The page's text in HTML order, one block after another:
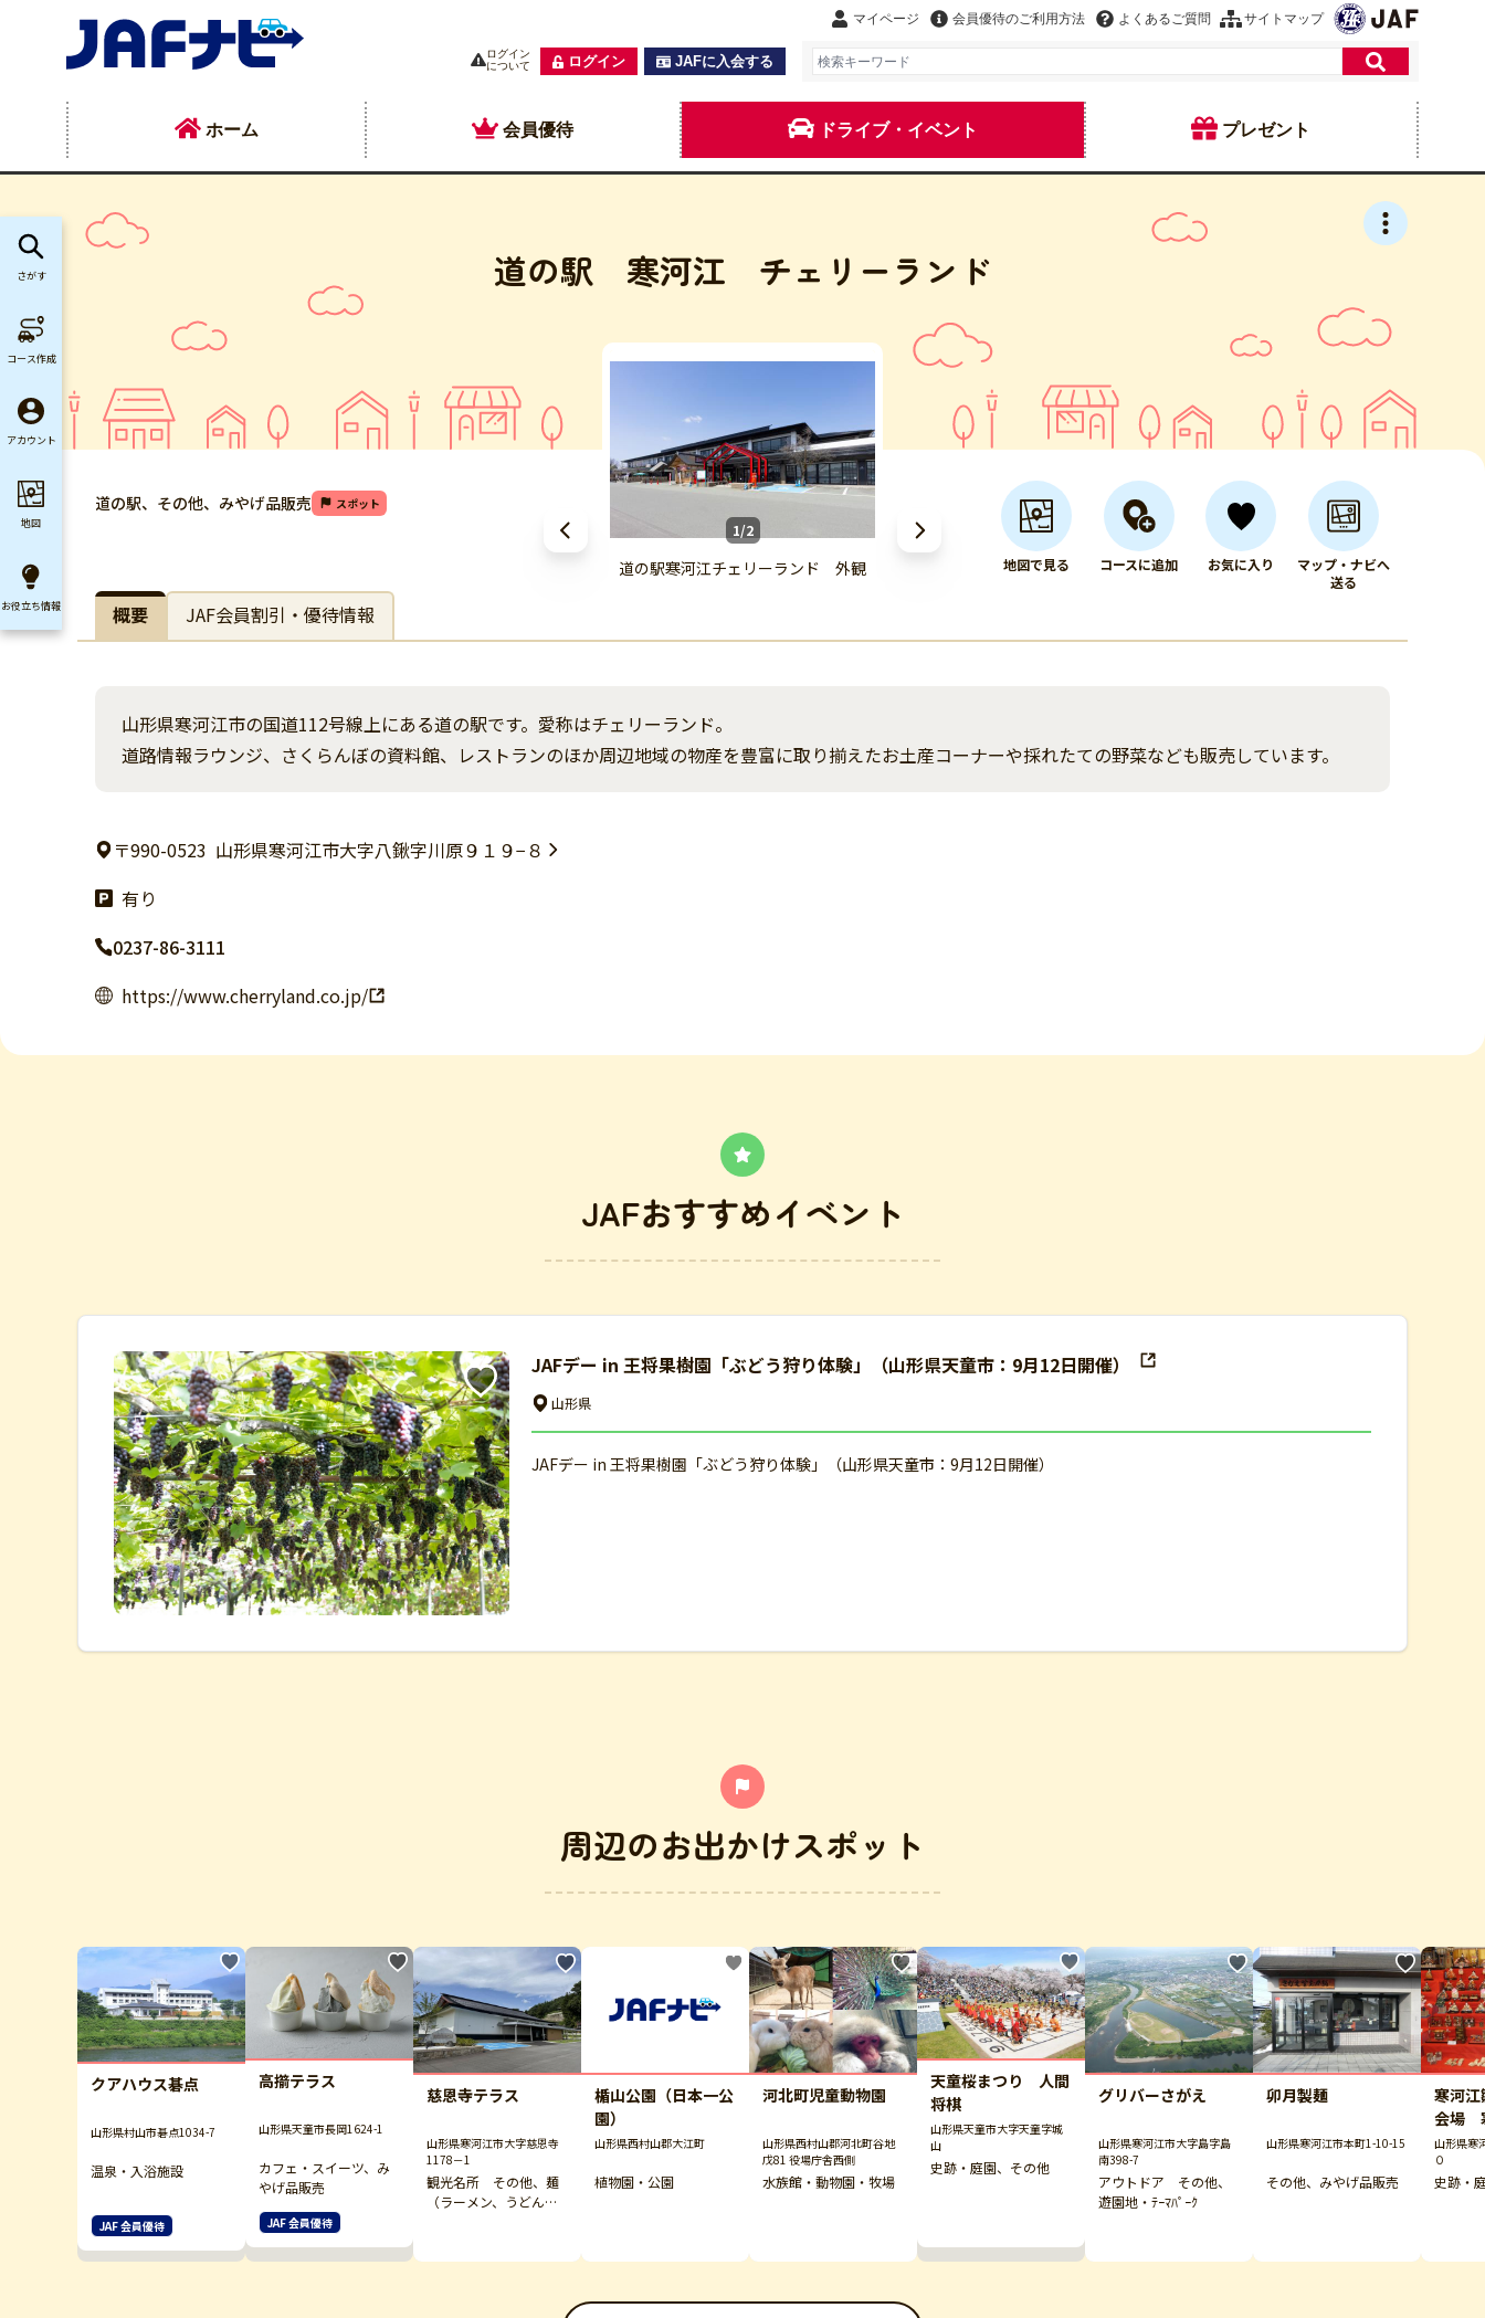
マイページ 会員優待のご利用方法 よくあるご質問 サイトマップ
ログイン
について
ログイン JAFに入会する
ホーム 会員優待 ドライブ・イベント プレゼント
道の駅 寒河江 チェリーランド
1/2
道の駅寒河江チェリーランド 外観
道の駅、その他、みやげ品販売 スポット
地図で見る コースに追加 お気に入り
マップ・ナビへ
送る
概要 JAF会員割引・優待情報
山形県寒河江市の国道112号線上にある道の駅です。愛称はチェリーランド。
道路情報ラウンジ、さくらんぼの資料館、レストランのほか周辺地域の物産を豊富に取り揃えたお土産コーナーや採れたての野菜なども販売しています。
〒990-0523 山形県寒河江市大字八鍬字川原９１９−８
有り
0237-86-3111
https://www.cherryland.co.jp/
JAFおすすめイベント
JAFデー in 王将果樹園「ぶどう狩り体験」（山形県天童市：9月12日開催）
山形県
JAFデー in 王将果樹園「ぶどう狩り体験」（山形県天童市：9月12日開催）
周辺のお出かけスポット
クアハウス碁点
山形県村山市碁点1034-7
温泉・入浴施設
JAF 会員優待
高擶テラス
山形県天童市長岡1624-1
カフェ・スイーツ、み
やげ品販売
JAF 会員優待
慈恩寺テラス
山形県寒河江市大字慈恩寺
1178－1
観光名所 その他、麺
（ラーメン、うどん、
楯山公園（日本一公
園）
山形県西村山郡大江町
植物園・公園
河北町児童動物園
山形県西村山郡河北町谷地
戊81 役場庁舎西側
水族館・動物園・牧場
天童桜まつり 人間
将棋
山形県天童市大字天童字城
山
史跡・庭園、その他
グリバーさがえ
山形県寒河江市大字島字島
南398-7
アウトドア その他、
遊園地・ﾃｰﾏﾊﾟｰｸ
卯月製麺
山形県寒河江市本町1-10-15
その他、みやげ品販売
寒河
会場
山形県寒
０
史跡・
さがす
コース作成
アカウント
地図
お役立ち情報